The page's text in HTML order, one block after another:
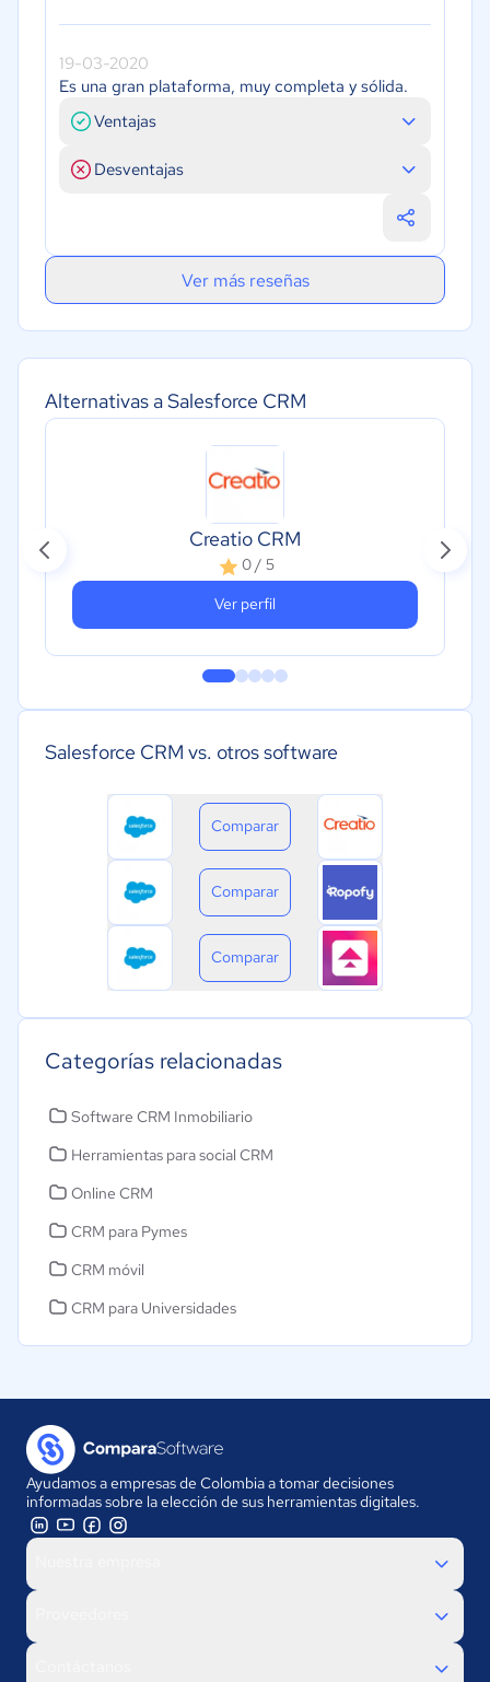
Alternativas a Salesforce CRM
Creatio CRM
0 / 5
Ver perfil
Salesforce CRM vs. otros software
Comparar
Comparar
Comparar
Categorías relacionadas
Software CRM Inmobiliario
Herramientas para social CRM
Online CRM
CRM para Pymes
CRM móvil
CRM para Universidades
19-03-2020
Es una gran plataforma, muy completa y sólida.
Ventajas
Desventajas
Ver más reseñas
Ayudamos a empresas de Colombia a tomar decisiones
informadas sobre la elección de sus herramientas digitales.